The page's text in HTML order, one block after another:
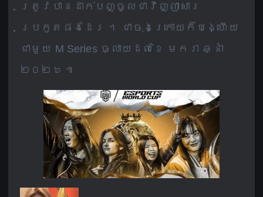
ត្រូវបានដាក់បញ្ចូលជាវិញ្ញាសារ
ប្រកួតផងដែរ ។ ជាចុងក្រោយក៏បង្ហើយ
ជាមួយ M Series ធ្លាយដល់ខែ មករា ឆ្នាំ
២០២៦ ៕